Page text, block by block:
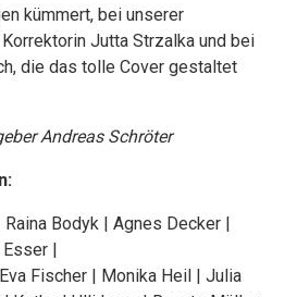
kümmert, bei unserer
Jutta Strzalka und bei
die das tolle Cover gestaltet
Andreas Schröter
Bodyk | Agnes Decker |
Esser |
Fischer | Monika Heil | Julia